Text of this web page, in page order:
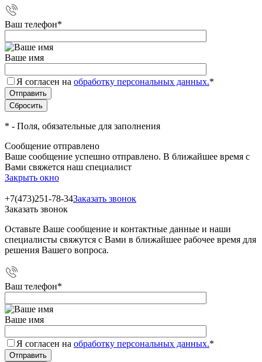
Ваш телефон*
Ваше имя
Я согласен на обработку персональных данных.*
* - Поля, обязательные для заполнения
Сообщение отправлено
Ваше сообщение успешно отправлено. В ближайшее время с
Вами свяжется наш специалист
Закрыть окно
+7(473)251-78-34Заказать звонок
Заказать звонок
Оставьте Ваше сообщение и контактные данные и наши
специалисты свяжутся с Вами в ближайшее рабочее время для
решения Вашего вопроса.
Ваш телефон*
Ваше имя
Я согласен на обработку персональных данных.*